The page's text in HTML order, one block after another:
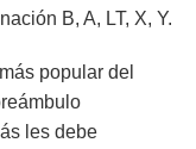
B, A, LT, X, Y.
popular del
les debe